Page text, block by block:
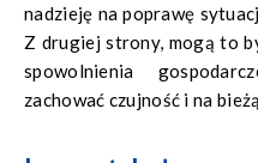
nadzieję na poprawę
Z drugiej strony, mogą to
spowolnienia
zachować czujność i na